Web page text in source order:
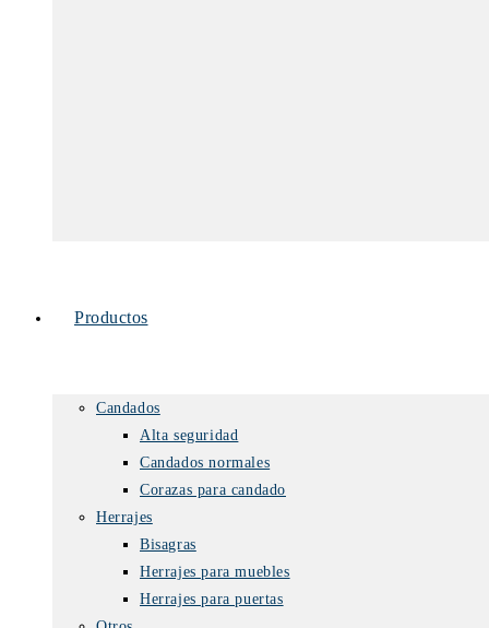
Productos
Candados
Alta seguridad
Candados normales
Corazas para candado
Herrajes
Bisagras
Herrajes para muebles
Herrajes para puertas